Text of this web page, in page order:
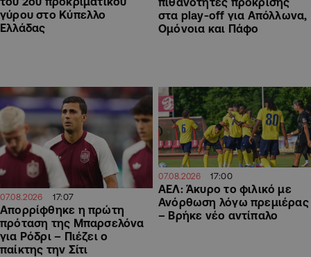
γύρου στο Κύπελλο
Ελλάδας
στα play-off για Απόλλωνα,
Ομόνοια και Πάφο
07.08.2026 17:07
Απορρίφθηκε η πρώτη
πρόταση της Μπαρσελόνα
για Ρόδρι – Πιέζει ο
παίκτης την Σίτι
07.08.2026 17:00
ΑΕΛ: Άκυρο το φιλικό με
Ανόρθωση λόγω πρεμιέρας
– Βρήκε νέο αντίπαλο